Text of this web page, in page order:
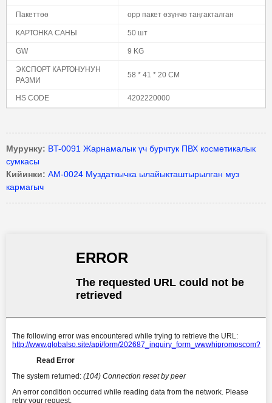
Пакеттөө opp пакет өзүнчө таңгакталган
КАРТОНКА САНЫ 50 шт
GW 9 KG
ЭКСПОРТ КАРТОНУНУН
РАЗМИ
58 * 41 * 20 CM
HS CODE 4202220000
Мурунку: BT-0091 Жарнамалык үч бурчтук ПВХ косметикалык
сумкасы
Кийинки: AM-0024 Муздаткычка ылайыкташтырылган муз
кармагыч